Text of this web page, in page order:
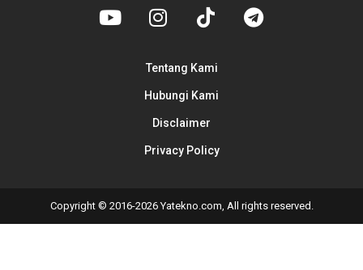
Tentang Kami
Hubungi Kami
Disclaimer
Privacy Policy
Copyright © 2016-2026 Yatekno.com, All rights reserved.